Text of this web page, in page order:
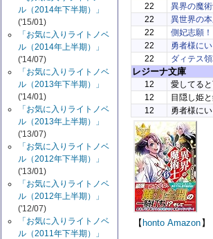
ル（2014年下半期）」
('15/01)
「お気に入りライトノベ
ル（2014年上半期）」
('14/07)
「お気に入りライトノベ
ル（2013年下半期）」
('14/01)
「お気に入りライトノベ
ル（2013年上半期）」
('13/07)
「お気に入りライトノベ
ル（2012年下半期）」
('13/01)
「お気に入りライトノベ
ル（2012年上半期）」
('12/07)
「お気に入りライトノベ
ル（2011年下半期）」
22 異界の魔術
22
異世界の
22
側妃志願！
22
勇者様に
22
ダィテス
レジーナ文庫
12 愛してる
12
目隠し姫
12
勇者様に
【 honto Amazon 】